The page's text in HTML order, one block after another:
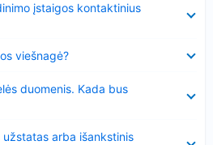
įstaigos kontaktinius
viešnagė?
duomenis. Kada bus
arba išankstinis